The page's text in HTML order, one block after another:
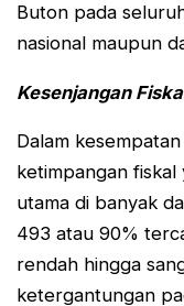
Buton pada
nasional maupun
Kesenjangan
Dalam
ketimpangan fiskal
utama di banyak
493 atau 90%
rendah hingga
ketergantungan